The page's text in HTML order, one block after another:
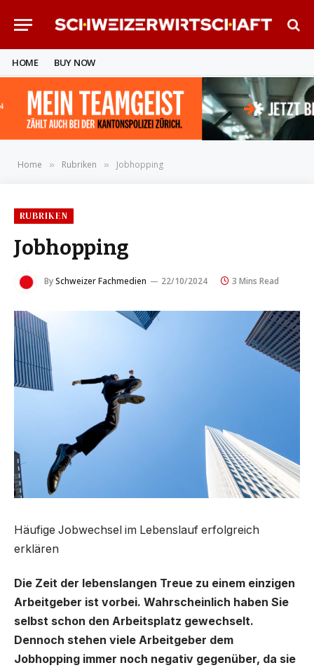
HOME BUY NOW
Home » Rubriken » Jobhopping
RUBRIKEN
Jobhopping
BySchweizer Fachmedien 22/10/2024 3 Mins Read
Häufige Jobwechsel im Lebenslauf erfolgreich
erklären
Die Zeit der lebenslangen Treue zu einem einzigen
Arbeitgeber ist vorbei. Wahrscheinlich haben Sie
selbst schon den Arbeitsplatz gewechselt.
Dennoch stehen viele Arbeitgeber dem
Jobhopping immer noch negativ gegenüber, da sie